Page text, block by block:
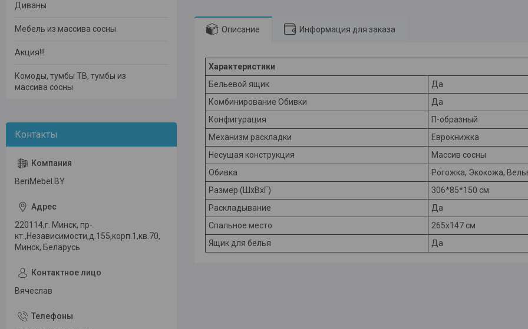
Описание Информация для заказа
Характеристики
Бельевой ящик
Да
Комбинирование Обивки
Да
Конфигурация
П-образный
Механизм раскладки
Еврокнижка
Несущая конструкция
Массив сосны
Обивка
Рогожка, Экокожа,
Размер (ШхВхГ)
306*85*150 см
Раскладывание
Да
Спальное место
265х147 см
Ящик для белья
Да
Диваны
Мебель из массива сосны
Акция!!!
Комоды, тумбы ТВ, тумбы из
массива сосны
BeriMebel.BY
220114,г. Минск, пр-
кт.,Независимости,д.155,корп.1,кв.70,
Минск, Беларусь
Вячеслав